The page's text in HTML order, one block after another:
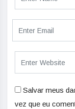
Salvar meus
vez que eu